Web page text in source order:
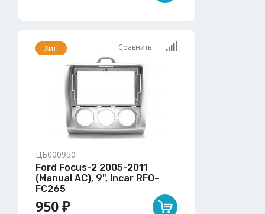
Хит! Сравнить
ЦБ000950
Ford Focus-2 2005-2011
(Manual AC), 9", Incar RFO-
FC265
950 ₽